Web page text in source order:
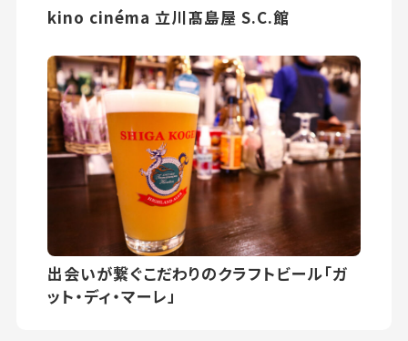
kino cinéma 立川髙島屋 S.C.館
出会いが繋ぐこだわりのクラフトビール「ガ
ット・ディ・マーレ」